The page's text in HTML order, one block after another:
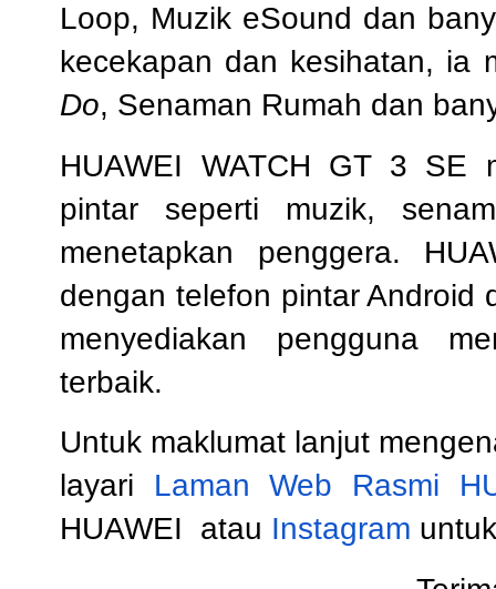
Loop, Muzik eSound dan
kecekapan dan kesihatan, ia
Do, Senaman Rumah dan
HUAWEI WATCH GT 3 SE
pintar seperti muzik,
menetapkan penggera.
dengan telefon pintar Android
menyediakan pengguna
terbaik.
Untuk maklumat lanjut
layari Laman Web Rasmi
HUAWEI
atau Instagram